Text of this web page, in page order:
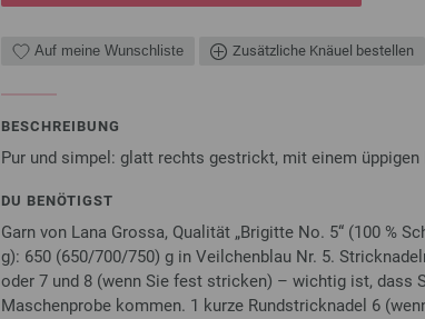
Auf meine Wunschliste Zusätzliche Knäuel bestellen
BESCHREIBUNG
Pur und simpel: glatt rechts gestrickt, mit einem üppigen
DU BENÖTIGST
Garn von Lana Grossa, Qualität „Brigitte No. 5“ (100 %
g): 650 (650/700/750) g in Veilchenblau Nr. 5.
oder 7 und 8 (wenn Sie fest stricken) – wichtig ist, dass
Maschenprobe kommen. 1 kurze Rundstricknadel 6